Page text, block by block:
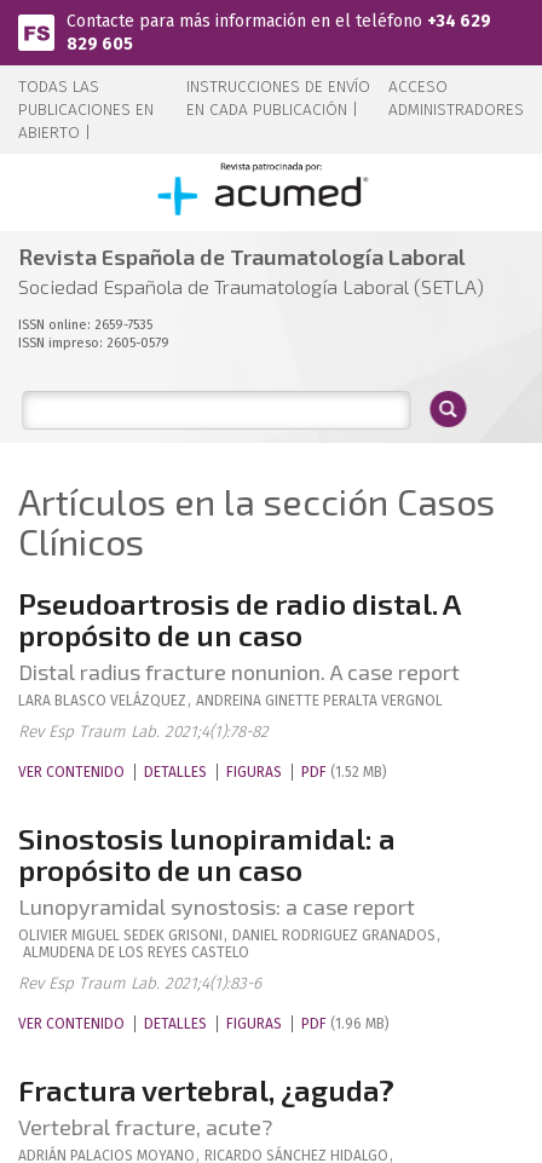
Pasar al contenido principal
Contacte para más información en el teléfono +34 629
829 605
TODAS LAS
PUBLICACIONES EN
ABIERTO |
INSTRUCCIONES DE ENVÍO
EN CADA PUBLICACIÓN |
ACCESO
ADMINISTRADORES
Revista Española de Traumatología Laboral
Sociedad Española de Traumatología Laboral (SETLA)
ISSN online: 2659-7535
ISSN impreso: 2605-0579
Artículos en la sección Casos
Clínicos
Pseudoartrosis de radio distal. A
propósito de un caso
Distal radius fracture nonunion. A case report
LARA BLASCO VELÁZQUEZ , ANDREINA GINETTE PERALTA VERGNOL
Rev Esp Traum Lab. 2021;4(1):78-82
VER CONTENIDO DETALLES FIGURAS PDF (1.52 MB)
Sinostosis lunopiramidal: a
propósito de un caso
Lunopyramidal synostosis: a case report
OLIVIER MIGUEL SEDEK GRISONI , DANIEL RODRIGUEZ GRANADOS ,
ALMUDENA DE LOS REYES CASTELO
Rev Esp Traum Lab. 2021;4(1):83-6
VER CONTENIDO DETALLES FIGURAS PDF (1.96 MB)
Fractura vertebral, ¿aguda?
Vertebral fracture, acute?
ADRIÁN PALACIOS MOYANO , RICARDO SÁNCHEZ HIDALGO ,